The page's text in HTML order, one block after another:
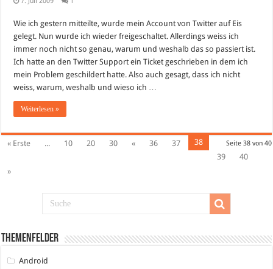
Wie ich gestern mitteilte, wurde mein Account von Twitter auf Eis
gelegt. Nun wurde ich wieder freigeschaltet. Allerdings weiss ich
immer noch nicht so genau, warum und weshalb das so passiert ist.
Ich hatte an den Twitter Support ein Ticket geschrieben in dem ich
mein Problem geschildert hatte. Also auch gesagt, dass ich nicht
weiss, warum, weshalb und wieso ich …
Weiterlesen »
Seite 38 von 40
« Erste ... 10 20 30 « 36 37
38
39
40
»
Themenfelder
Android